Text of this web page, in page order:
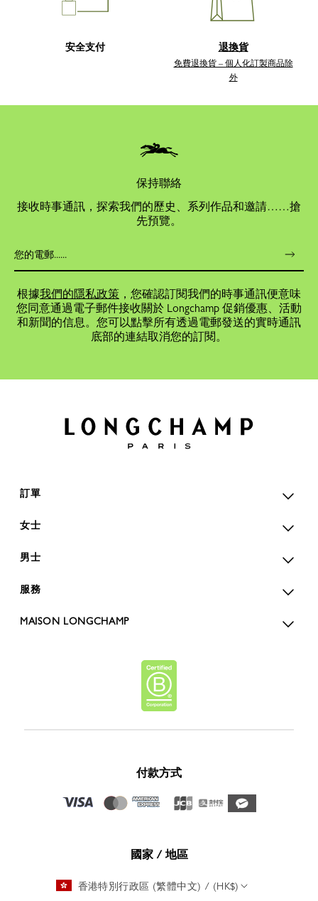
安全支付 退換貨
免費退換貨 – 個人化訂製商品除
外
保持聯絡
接收時事通訊，探索我們的歷史、系列作品和邀請……搶
先預覽。
根據我們的隱私政策 ，您確認訂閱我們的時事通訊便意味
您同意通過電子郵件接收關於 Longchamp 促銷優惠、活動
和新聞的信息。您可以點擊所有透過電郵發送的實時通訊
底部的連結取消您的訂閱。
訂單
女士
男士
服務
MAISON LONGCHAMP
付款方式
國家 / 地區
香港特別行政區 (繁體中文) / (HK$)